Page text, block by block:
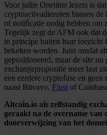
Voor jullie Onetime lezers is
cryptoactivadiensten binnen
of notificatie nodig hebben om
Tegelijk zegt de AFM ook dat
in principe buiten haar toezicht
bekeken worden. Juist omdat
gepositioneerd, maar de site nu
exchangepropositie meer laat
een eerdere cryptofase en
naast Bitvavo, Finst of
Altcoin.io als zelfstandig
geraakt na de overname van
doorverwijzing van het